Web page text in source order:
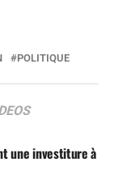
POLITIQUE
une investiture à